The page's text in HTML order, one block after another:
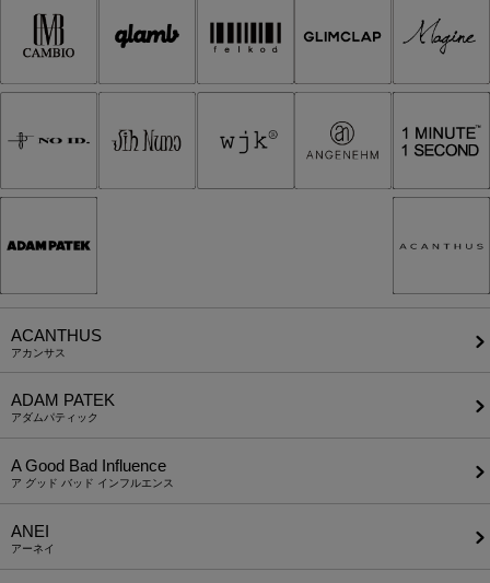
ACANTHUS
アカンサス
ADAM PATEK
アダムパティック
A Good Bad Influence
ア グッド バッド インフルエンス
ANEI
アーネイ